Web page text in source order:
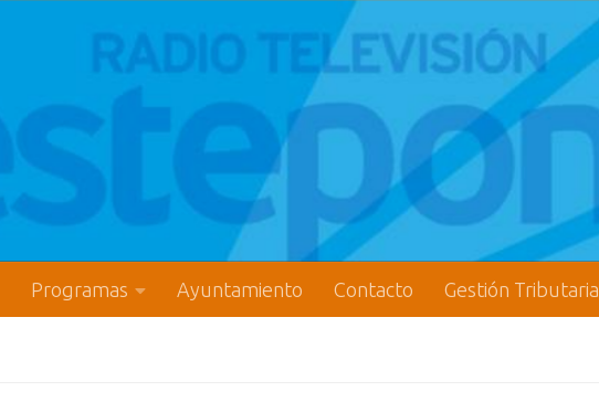
Programas Ayuntamiento Contacto Gestión Tributaria